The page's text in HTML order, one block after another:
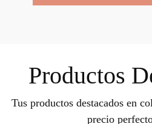
Productos
Tus productos destacados en
precio